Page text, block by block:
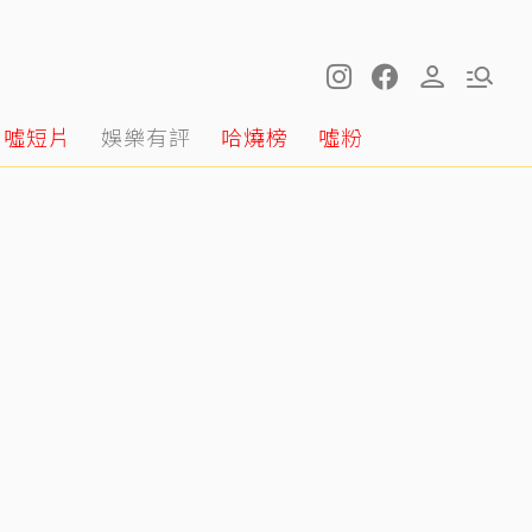
噓短片 娛樂有評 哈燒榜 噓粉